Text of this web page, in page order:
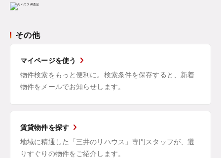
その他
マイページを使う
物件検索をもっと便利に。検索条件を保存すると、新着
物件をメールでお知らせします。
賃貸物件を探す
地域に精通した「三井のリハウス」専門スタッフが、選
りすぐりの物件をご紹介します。